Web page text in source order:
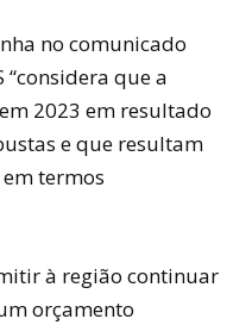
no comunicado
“considera que a
2023 em resultado
e que resultam
termos
à região continuar
orçamento